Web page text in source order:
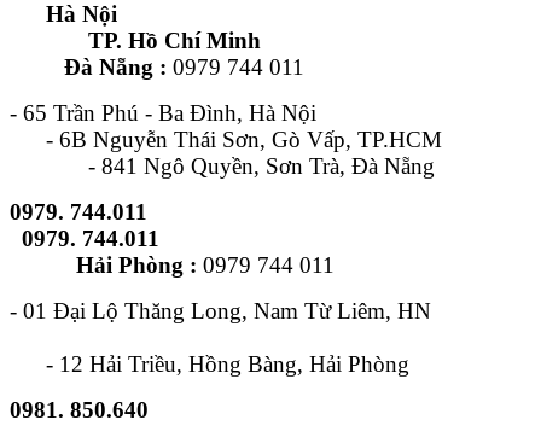
Hà Nội
TP. Hồ Chí Minh
Đà Nẵng : 0979 744 011
- 65 Trần Phú - Ba Đình, Hà Nội
- 6B Nguyễn Thái Sơn, Gò Vấp, TP.HCM
- 841 Ngô Quyền, Sơn Trà, Đà Nẵng
0979. 744.011
0979. 744.011
Hải Phòng : 0979 744 011
- 01 Đại Lộ Thăng Long, Nam Từ Liêm, HN
- 12 Hải Triều, Hồng Bàng, Hải Phòng
0981. 850.640